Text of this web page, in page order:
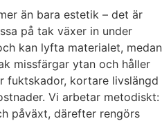
än bara estetik – det är
på tak växer in under
kan lyfta materialet, medan
missfärgar ytan och håller
fuktskador, kortare livslängd
Vi arbetar metodiskt:
påväxt, därefter rengörs